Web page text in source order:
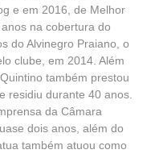
e em 2016, de Melhor
na cobertura do
do Alvinegro Praiano, o
clube, em 2014. Além
também prestou
residiu durante 40 anos.
da Câmara
dois anos, além do
também atuou como